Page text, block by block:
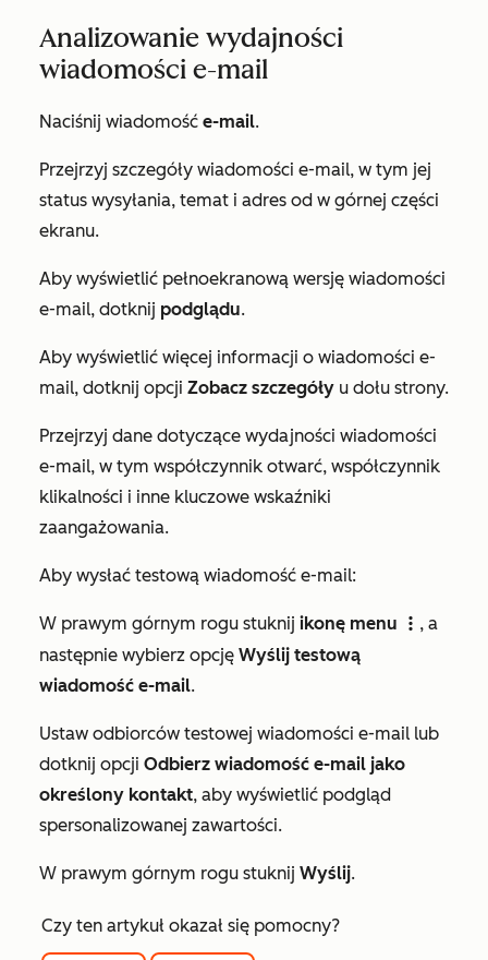
Analizowanie wydajności
wiadomości e-mail
Naciśnij wiadomość e-mail.
Przejrzyj szczegóły wiadomości e-mail, w tym jej
status wysyłania, temat i adres od w górnej części
ekranu.
Aby wyświetlić pełnoekranową wersję wiadomości
e-mail, dotknij podglądu.
Aby wyświetlić więcej informacji o wiadomości e-
mail, dotknij opcji Zobacz szczegóły u dołu strony.
Przejrzyj dane dotyczące wydajności wiadomości
e-mail, w tym współczynnik otwarć, współczynnik
klikalności i inne kluczowe wskaźniki
zaangażowania.
Aby wysłać testową wiadomość e-mail:
W prawym górnym rogu stuknij ikonę menu verticalMenu , a
następnie wybierz opcję Wyślij testową
wiadomość e-mail.
Ustaw odbiorców testowej wiadomości e-mail lub
dotknij opcji Odbierz wiadomość e-mail jako
określony kontakt, aby wyświetlić podgląd
spersonalizowanej zawartości.
W prawym górnym rogu stuknij Wyślij.
Czy ten artykuł okazał się pomocny?